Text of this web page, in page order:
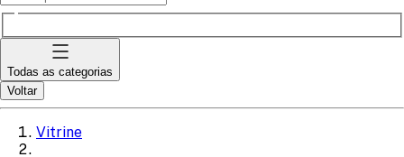
Todas as categorias
Voltar
Vitrine